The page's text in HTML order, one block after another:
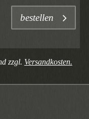
bestellen
zzgl. Versandkosten.